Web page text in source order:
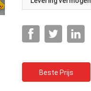
Beste Prijs